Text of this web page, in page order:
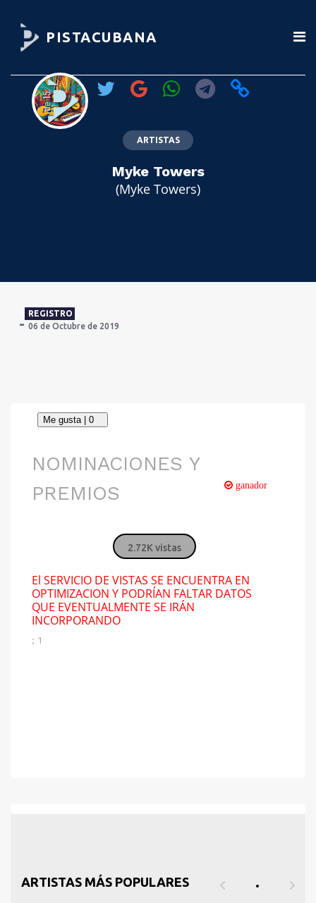
PISTACUBANA
ARTISTAS
Myke Towers
(Myke Towers)
REGISTRO
06 de Octubre de 2019
NOMINACIONES Y
PREMIOS
ganador
2.72K vistas
El SERVICIO DE VISTAS SE ENCUENTRA EN
OPTIMIZACION Y PODRÍAN FALTAR DATOS
QUE EVENTUALMENTE SE IRÁN
INCORPORANDO
; 1
ARTISTAS MÁS POPULARES